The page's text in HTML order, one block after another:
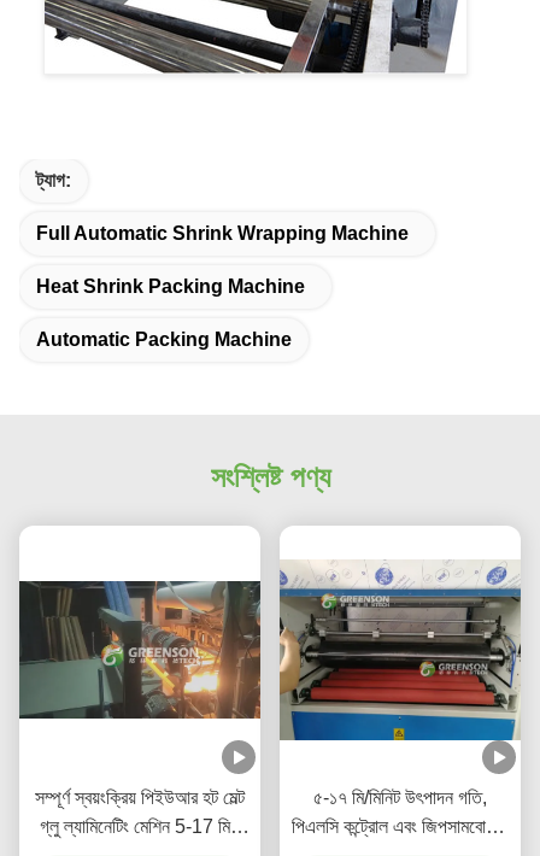
ট্যাগ:
Full Automatic Shrink Wrapping Machine
Heat Shrink Packing Machine
Automatic Packing Machine
সংশ্লিষ্ট পণ্য
সম্পূর্ণ স্বয়ংক্রিয় পিইউআর হট মেল্ট
গ্লু ল্যামিনেটিং মেশিন 5-17 মি /
৫-১৭ মি/মিনিট উৎপাদন গতি,
পিএলসি কন্ট্রোল এবং জিপসামবোর্ডের